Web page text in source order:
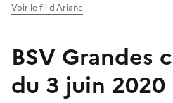
Voir le fil d'Ariane
BSV Grandes
du 3 juin 2020